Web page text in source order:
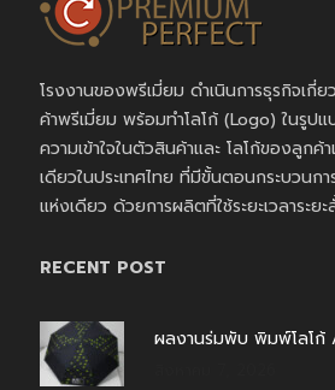
โรงงานของพรีเมี่ยม ดำเนินการธุรกิจเกี่
ค้าพรีเมี่ยม พร้อมทำโลโก้ (Logo) ในรูป
ความเข้าใจในตัวสินค้าและ โลโก้ของลูกค้า
เดียวในประเทศไทย ที่มีขั้นตอนกระบวนก
แห่งเดียว ด้วยการผลิตที่ใช้ระยะเวลาระยะ
RECENT POST
ผลงานร่มพับ พิมพ์โลโก้